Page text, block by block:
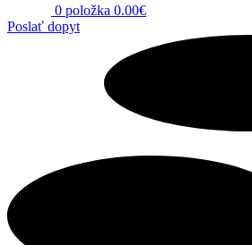
0 položka 0.00€
Poslať dopyt